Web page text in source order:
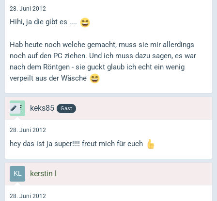
28. Juni 2012
Hihi, ja die gibt es ....
Hab heute noch welche gemacht, muss sie mir allerdings
noch auf den PC ziehen. Und ich muss dazu sagen, es war
nach dem Röntgen - sie guckt glaub ich echt ein wenig
verpeilt aus der Wäsche
keks85 Gast
28. Juni 2012
hey das ist ja super!!!! freut mich für euch
kerstin l
28. Juni 2012